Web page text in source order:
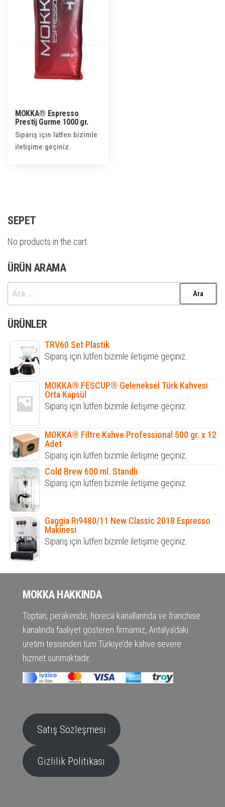
MOKKA® Espresso
Prestij Gurme 1000 gr.
Sipariş için lütfen bizimle
iletişime geçiniz.
SEPET
No products in the cart.
ÜRÜN ARAMA
Arama:
ÜRÜNLER
TRV60 Set Plastik
Sipariş için lütfen bizimle iletişime geçiniz.
MOKKA® FESCUP® Geleneksel Türk Kahvesi
Orta Kapsül
Sipariş için lütfen bizimle iletişime geçiniz.
MOKKA® Filtre Kahve Professional 500 gr. x 12
Adet
Sipariş için lütfen bizimle iletişime geçiniz.
Cold Brew 600 ml. Standlı
Sipariş için lütfen bizimle iletişime geçiniz.
Gaggia Rı9480/11 New Classic 2018 Espresso
Makinesi
Sipariş için lütfen bizimle iletişime geçiniz.
MOKKA HAKKINDA
Toptan, perakende, horeca kanallarında ve franchise
kanalında faaliyet gösteren firmamız, Antalya’daki
üretim tesisinden tüm Türkiye’de kahve severe
hizmet sunmaktadır.
Satış Sözleşmesi
Gizlilik Politikası